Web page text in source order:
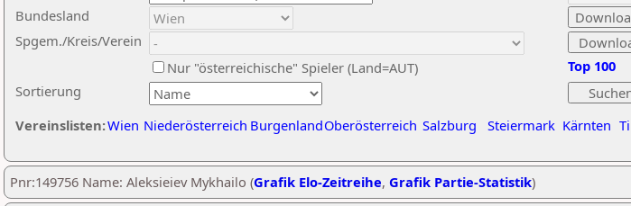
Sortierung
Bundesland
Spgem./Kreis/Verein
Nur "österreichische" Spieler (Land=AUT)
Vereinslisten:Wien Niederösterreich BurgenlandOberösterreich Salzburg Steiermark Kärnten
Top 100
Pnr:149756 Name: Aleksieiev Mykhailo (Grafik Elo-Zeitreihe, Grafik Partie-Statistik)